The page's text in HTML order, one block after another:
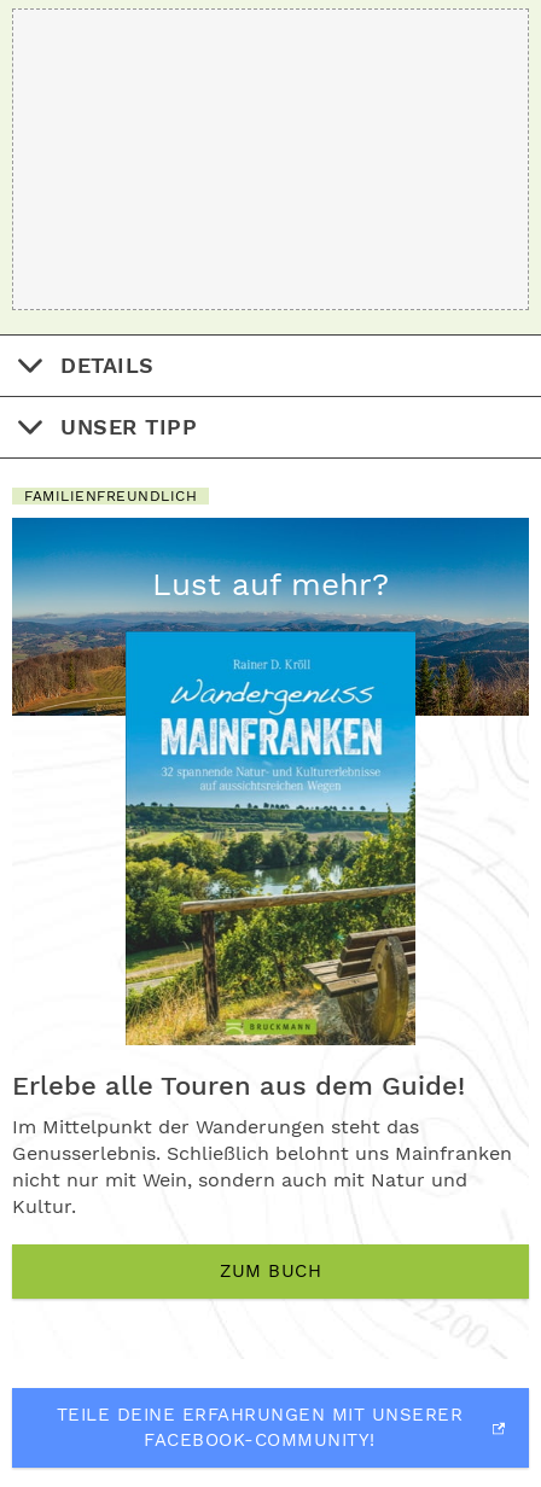
DETAILS
UNSER TIPP
FAMILIENFREUNDLICH
Lust auf mehr?
Erlebe alle Touren aus dem Guide!
Im Mittelpunkt der Wanderungen steht das
Genusserlebnis. Schließlich belohnt uns Mainfranken
nicht nur mit Wein, sondern auch mit Natur und
Kultur.
ZUM BUCH
TEILE DEINE ERFAHRUNGEN MIT UNSERER
FACEBOOK-COMMUNITY!